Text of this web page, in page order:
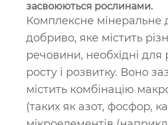
засвоюються рослинами.
Комплексне мінеральне
добриво, яке містить
речовини, необхідні для
росту і розвитку. Воно
містить комбінацію
(таких як азот, фосфор,